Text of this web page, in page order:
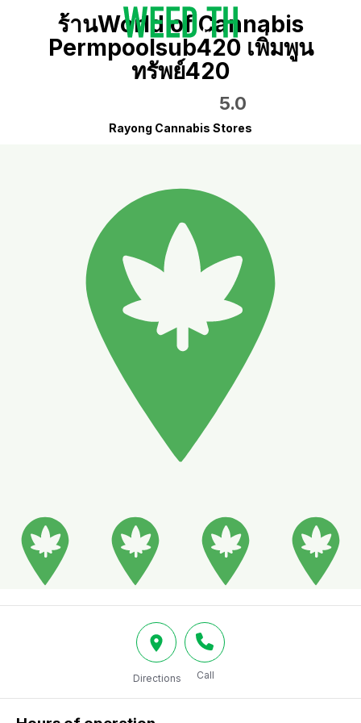
ร้านWorld of Cannabis
Permpoolsub420 เพิ่มพูน
ทรัพย์420
5.0
Rayong Cannabis Stores
Directions Call